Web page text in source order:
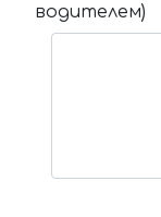
водителем)